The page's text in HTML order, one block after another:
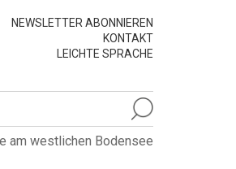
NEWSLETTER ABONNIEREN
KONTAKT
LEICHTE SPRACHE
am westlichen Bodensee